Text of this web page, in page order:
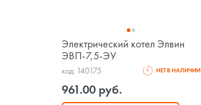
Электрический котел Элвин
ЭВП-7,5-ЭУ
код: 140175 НЕТ В НАЛИЧИИ
961.00 руб.